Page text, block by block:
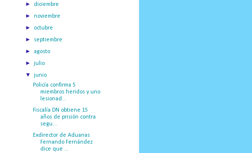
► diciembre
►noviembre
► octubre
► septiembre
► agosto
►julio
▼junio
Policía confirma 5
miembros heridos y uno
lesionad...
Fiscalía DN obtiene 15
años de prisión contra
segu...
Exdirector de Aduanas
Fernando Fernández
dice que ...